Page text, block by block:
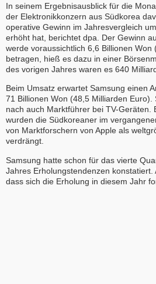
In seinem Ergebnisausblick für die
der Elektronikkonzern aus Südkorea
operative Gewinn im Jahresvergleich
erhöht hat, berichtet dpa. Der Gewinn
werde voraussichtlich 6,6 Billionen Won
betragen, hieß es dazu in einer
des vorigen Jahres waren es 640
Beim Umsatz erwartet Samsung einen
71 Billionen Won (48,5 Milliarden Euro).
nach auch Marktführer bei TV-Geräten.
wurden die Südkoreaner im
von Marktforschern von Apple als
verdrängt.
Samsung hatte schon für das vierte
Jahres Erholungstendenzen konstatiert.
dass sich die Erholung in diesem Jahr